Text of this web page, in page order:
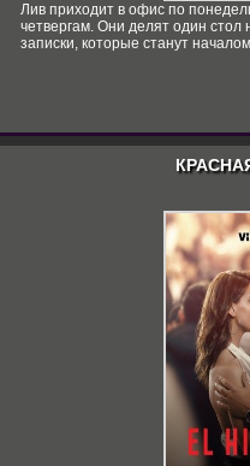
Лив приходит в офис по
четвергам. Они делят один стол
записки, которые станут